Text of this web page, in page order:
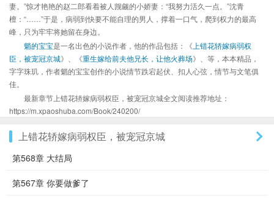
妻。”惊才艳艳的赵二郎看着被人觊觎的小娇妻：“我努力活久一点。”沈青
檀：“……”于是，病弱到快要不能自理的男人，撑着一口气，爬到权力的最高
峰，只为牢牢将她留在身边。
魈的宝宝是一名出色的小说作者，他的作品包括：《 上错花轿嫁病弱权
臣，被宠冠京城》、《重生嫁给前夫他兄长，让他火葬场》、等，本本精品，
字字珠玑，作者魈的宝宝创作的小说情节跌宕起伏、扣人心弦，情节与文笔俱
佳。
最新章节上错花轿嫁病弱权臣，被宠冠京城全文阅读推荐地址：
https://m.xpaoshuba.com/Book/240200/
上错花轿嫁病弱权臣，被宠冠京城
第568章 大结局
第567章 你要做爹了